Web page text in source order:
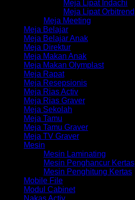
Meja Lipat Indachi
Meja Lipat Orbitrend
Meja Meeting
Meja Belajar
Meja Belajar Anak
Meja Direktur
Meja Makan Anak
Meja Makan Olymplast
Meja Rapat
Meja Resepsionis
Meja Rias Activ
Meja Rias Graver
Meja Sekolah
Meja Tamu
Meja Tamu Graver
Meja TV Graver
Mesin
Mesin Laminating
Mesin Penghancur Kertas
Mesin Penghitung Kertas
Mobile File
Modul Cabinet
Nakas Activ